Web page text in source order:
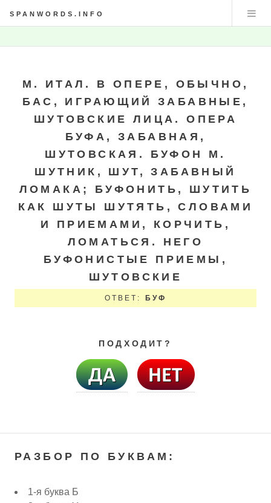
SPANWORDS.INFO
М. ИТАЛ. В ОПЕРЕ, ОБЫЧНО,
БАС, ИГРАЮЩИЙ ЗАБАВНЫЕ,
ШУТОВСКИЕ ЛИЦА. ОПЕРА
БУФА, ЗАБАВНАЯ,
ШУТОВСКАЯ. БУФОН М.
ШУТНИК, ШУТ, ЗАБАВНЫЙ
ЛОМАКА; БУФОНИТЬ, ШУТИТЬ
КАК ШУТЫ ШУТЯТЬ, СЛОВАМИ
И ПРИЕМАМИ, КОРЧИТЬ,
ЛОМАТЬСЯ. НЕГО
БУФОНИСТЫЕ ПРИЕМЫ,
ШУТОВСКИЕ
ОТВЕТ: БУФ
ПОДХОДИТ?
РАЗБОР ПО БУКВАМ:
1-я буква Б